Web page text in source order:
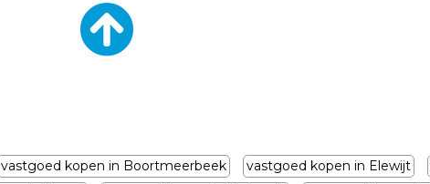
vastgoed kopen in Boortmeerbeek vastgoed kopen in Elewijt